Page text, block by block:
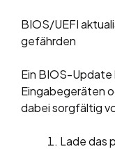
BIOS/UEFI
gefährden
Ein BIOS-Update
Eingabegeräten
dabei sorgfältig
Lade das